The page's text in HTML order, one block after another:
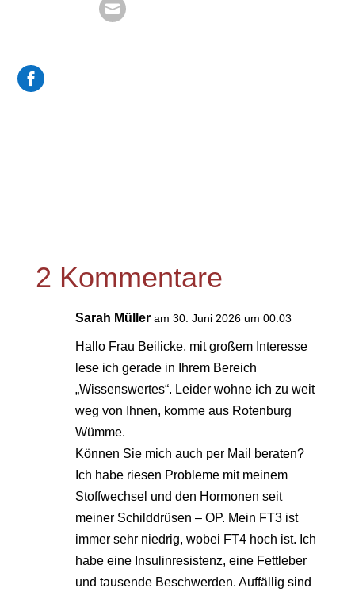


2 Kommentare
Sarah Müller am 30. Juni 2026 um 00:03
Hallo Frau Beilicke, mit großem Interesse
lese ich gerade in Ihrem Bereich
„Wissenswertes“. Leider wohne ich zu weit
weg von Ihnen, komme aus Rotenburg
Wümme.
Können Sie mich auch per Mail beraten?
Ich habe riesen Probleme mit meinem
Stoffwechsel und den Hormonen seit
meiner Schilddrüsen – OP. Mein FT3 ist
immer sehr niedrig, wobei FT4 hoch ist. Ich
habe eine Insulinresistenz, eine Fettleber
und tausende Beschwerden. Auffällig sind